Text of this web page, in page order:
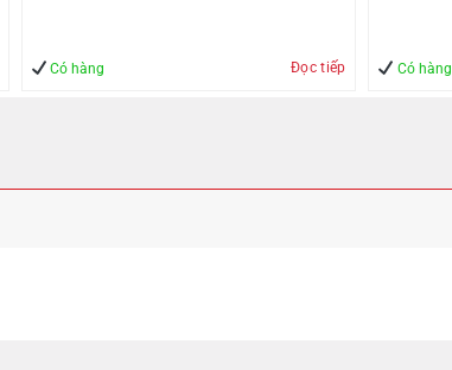
Có hàng Đọc tiếp Có hàng